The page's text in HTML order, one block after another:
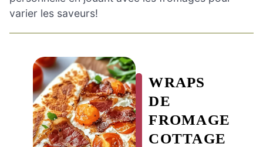
varier les saveurs!
WRAPS
DE
FROMAGE
COTTAGE